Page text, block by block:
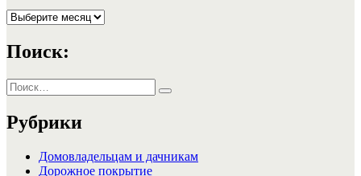
Архивы
Поиск:
Искать:
Поиск
Рубрики
Домовладельцам и дачникам
Дорожное покрытие